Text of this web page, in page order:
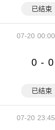
已结束
00:00
07-20
0 - 0
已结束
23:45
07-20